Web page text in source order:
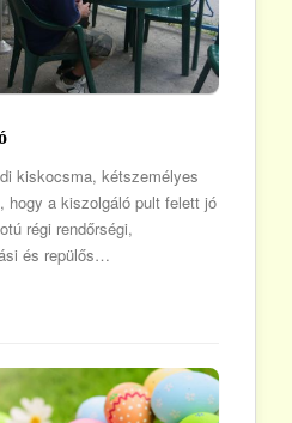
kiskocsma, kétszemélyes
hogy a kiszolgáló pult felett jó
régi rendőrségi,
és repülős…